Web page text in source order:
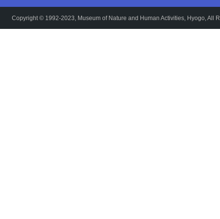
Copyright © 1992-2023, Museum of Nature and Human Activities, Hyogo, All